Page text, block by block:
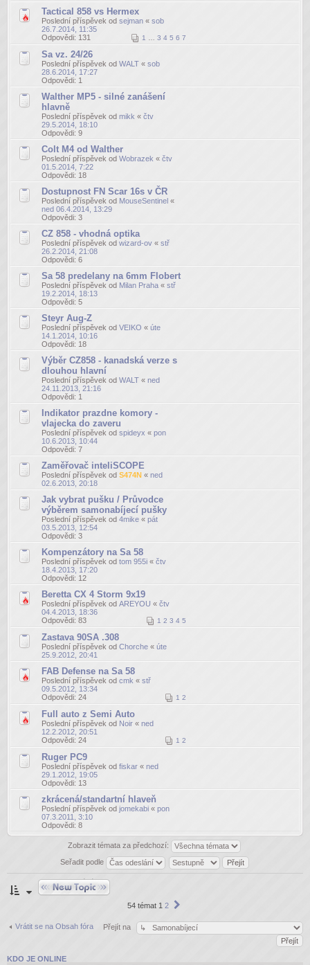
Tactical 858 vs Hermex
Poslední příspěvek od sejman « sob
26.7.2014, 11:35
Odpovědi: 131 1 3 4 5 6 7
Sa vz. 24/26
Poslední příspěvek od WALT « sob
28.6.2014, 17:27
Odpovědi: 1
Walther MP5 - silné zanášení
hlavně
Poslední příspěvek od mikk « čtv
29.5.2014, 18:10
Odpovědi: 9
Colt M4 od Walther
Poslední příspěvek od Wobrazek « čtv
01.5.2014, 7:22
Odpovědi: 18
Dostupnost FN Scar 16s v ČR
Poslední příspěvek od MouseSentinel «
ned 06.4.2014, 13:29
Odpovědi: 3
CZ 858 - vhodná optika
Poslední příspěvek od wizard-ov « stř
26.2.2014, 21:08
Odpovědi: 6
Sa 58 predelany na 6mm Flobert
Poslední příspěvek od Milan Praha « stř
19.2.2014, 18:13
Odpovědi: 5
Steyr Aug-Z
Poslední příspěvek od VEIKO « úte
14.1.2014, 10:16
Odpovědi: 18
Výběr CZ858 - kanadská verze s
dlouhou hlavní
Poslední příspěvek od WALT « ned
24.11.2013, 21:16
Odpovědi: 1
Indikator prazdne komory -
vlajecka do zaveru
Poslední příspěvek od spideyx « pon
10.6.2013, 10:44
Odpovědi: 7
Zaměřovač inteliSCOPE
Poslední příspěvek od S474N « ned
02.6.2013, 20:18
Jak vybrat pušku / Průvodce
výběrem samonabíjecí pušky
Poslední příspěvek od 4mike « pát
03.5.2013, 12:54
Odpovědi: 3
Kompenzátory na Sa 58
Poslední příspěvek od tom 955i « čtv
18.4.2013, 17:20
Odpovědi: 12
Beretta CX 4 Storm 9x19
Poslední příspěvek od AREYOU « čtv
04.4.2013, 18:36
Odpovědi: 83 1 2 3 4 5
Zastava 90SA .308
Poslední příspěvek od Chorche « úte
25.9.2012, 20:41
FAB Defense na Sa 58
Poslední příspěvek od cmk « stř
09.5.2012, 13:34
Odpovědi: 24 1 2
Full auto z Semi Auto
Poslední příspěvek od Noir « ned
12.2.2012, 20:51
Odpovědi: 24 1 2
Ruger PC9
Poslední příspěvek od fiskar « ned
29.1.2012, 19:05
Odpovědi: 13
zkrácená/standartní hlaveň
Poslední příspěvek od jomekabi « pon
07.3.2011, 3:10
Odpovědi: 8
Zobrazit témata za předchozí:
Seřadit podle
Odeslat nové téma
54 témat 1 2
Vrátit se na Obsah fóra Přejít na
KDO JE ONLINE